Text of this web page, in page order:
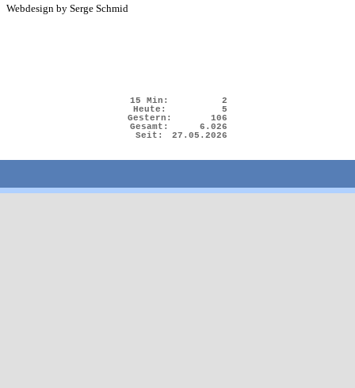
Webdesign by Serge Schmid
15 Min:
2
Heute:
5
Gestern:
106
Gesamt:
6.026
Seit:
27.05.2026